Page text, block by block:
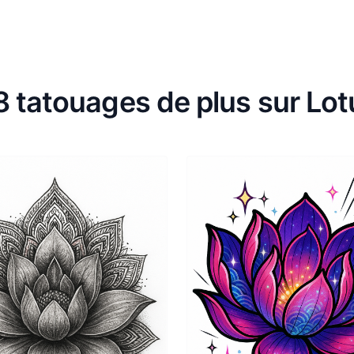
tatouages de plus sur